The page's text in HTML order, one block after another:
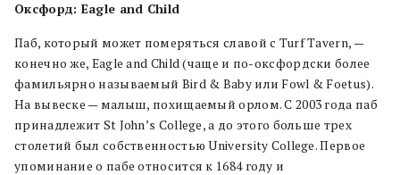
Оксфорд: Eagle and Child
Паб, который может померяться славой с Turf Tavern, —
конечно же, Eagle and Child (чаще и по-оксфордски более
фамильярно называемый Bird & Baby или Fowl & Foetus).
На вывеске — малыш, похищаемый орлом. С 2003 года паб
принадлежит St John’s College, а до этого больше трех
столетий был собственностью University College. Первое
упоминание о пабе относится к 1684 году и